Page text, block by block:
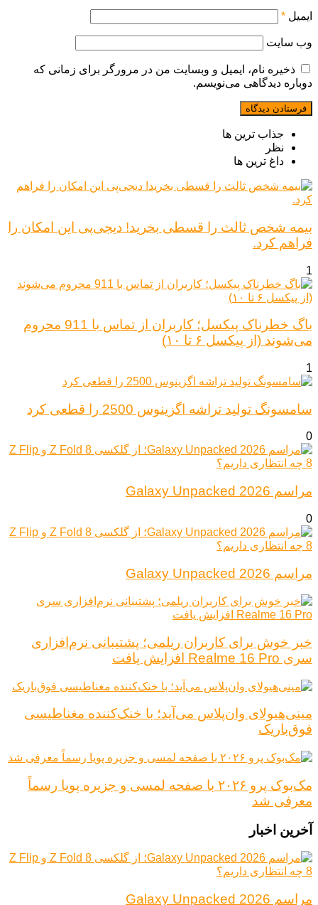
ایمیل *
وب‌ سایت
ذخیره نام، ایمیل و وبسایت من در مرورگر برای زمانی که
دوباره دیدگاهی می‌نویسم.
جذاب ترین ها
نظر
داغ ترین ها
بیمه شخص ثالث را قسطی بخرید! دیجی‌پی این امکان را
فراهم کرد.
1
باگ خطرناک پیکسل؛ کاربران از تماس با 911 محروم
می‌شوند (از پیکسل ۶ تا ۱۰)
1
سامسونگ تولید تراشه اگزینوس 2500 را قطعی کرد
0
مراسم Galaxy Unpacked 2026
0
مراسم Galaxy Unpacked 2026
خبر خوش برای کاربران ریلمی؛ پشتیبانی نرم‌افزاری
سری Realme 16 Pro افزایش یافت
مینی‌هیولای وان‌پلاس می‌آید؛ با خنک‌کننده مغناطیسی
فوق‌باریک
مک‌بوک پرو ۲۰۲۶ با صفحه لمسی و جزیره پویا رسماً
معرفی شد
آخرین اخبار
مراسم Galaxy Unpacked 2026